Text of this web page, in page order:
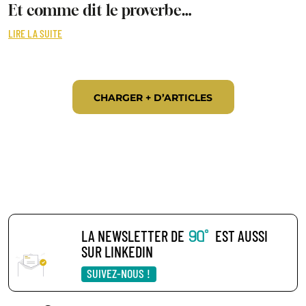
Et comme dit le proverbe…
LIRE LA SUITE
CHARGER + D’ARTICLES
LA NEWSLETTER DE
EST AUSSI
SUR LINKEDIN
SUIVEZ-NOUS !